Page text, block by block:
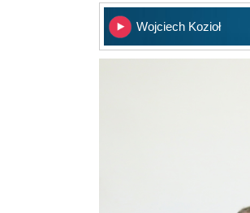
Wojciech Kozioł